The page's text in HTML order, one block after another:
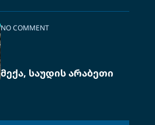
NO COMMENT
მექა, საუდის არაბეთი